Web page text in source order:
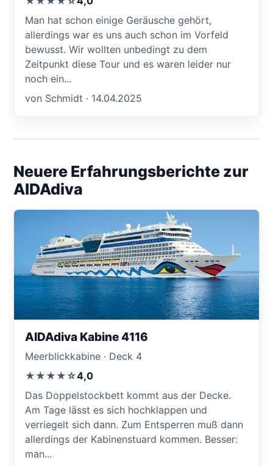
Man hat schon einige Geräusche gehört,
allerdings war es uns auch schon im Vorfeld
bewusst. Wir wollten unbedingt zu dem
Zeitpunkt diese Tour und es waren leider nur
noch ein...
von Schmidt · 14.04.2025
Neuere Erfahrungsberichte zur
AIDAdiva
AIDAdiva Kabine 4116
Meerblickkabine · Deck 4
★★★★☆4,0
Das Doppelstockbett kommt aus der Decke.
Am Tage lässt es sich hochklappen und
verriegelt sich dann. Zum Entsperren muß dann
allerdings der Kabinenstuard kommen. Besser:
man...